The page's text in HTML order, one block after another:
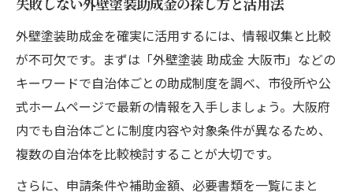
失敗しない外壁塗装助成金の探し方と活用法
外壁塗装助成金を確実に活用するには、情報収集と比較
が不可欠です。まずは「外壁塗装 助成金 大阪市」などの
キーワードで自治体ごとの助成制度を調べ、市役所や公
式ホームページで最新の情報を入手しましょう。大阪府
内でも自治体ごとに制度内容や対象条件が異なるため、
複数の自治体を比較検討することが大切です。
さらに、申請条件や補助金額、必要書類を一覧にまと